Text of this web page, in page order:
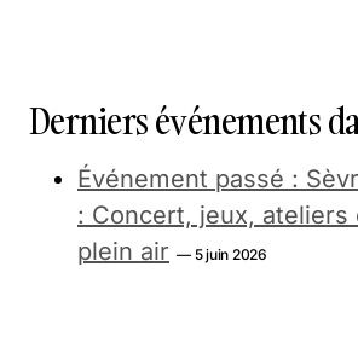
Derniers événements
Événement passé :
: Concert, jeux, ateliers
plein air — 5 juin 2026